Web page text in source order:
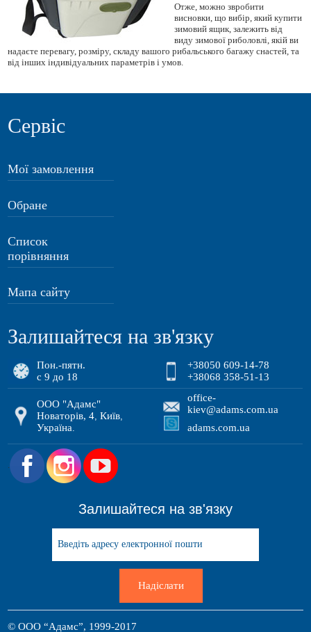
Отже, можно звробити
висновки, що вибір, який купити
зимовий ящик, залежить від
виду зимової риболовлі, якій ви
надаєте перевагу, розміру, складу вашого рибальського багажу снастей, та
від інших індивідуальних параметрів і умов.
Сервіс
Мої замовлення
Обране
Список
порівняння
Мапа сайту
Залишайтеся на зв'язку
Пон.-пятн.
с 9 до 18
+38050 609-14-78
+38068 358-51-13
ООО "Адамс"
Новаторів, 4 ,Київ
Україна
office-
kiev@adams.com.ua
adams.com.ua
.
Залишайтеся на зв'язку
Надіслати
© ООО “Адамс”, 1999-2017